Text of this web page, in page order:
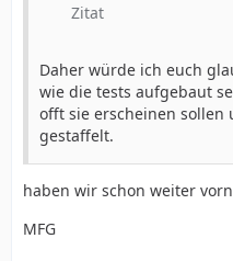
Zitat
Daher würde ich euch
wie die tests aufgebaut
offt sie erscheinen sollen
gestaffelt.
haben wir schon weiter
MFG